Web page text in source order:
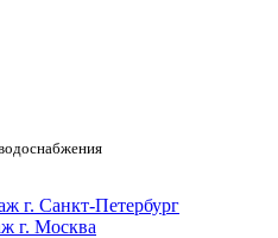
г. Санкт-Петербург
г. Москва